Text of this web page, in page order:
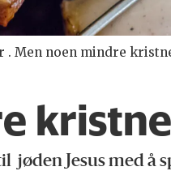
Men noen mindre
Jesus med å